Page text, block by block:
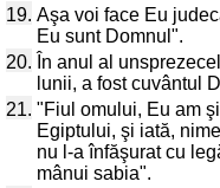
19. Aşa voi face Eu
Eu sunt Domnul".
20. În anul al
lunii, a fost cuvântul
21. "Fiul omului, Eu am
Egiptului, şi iată,
nu l-a înfăşurat cu
mânui sabia".